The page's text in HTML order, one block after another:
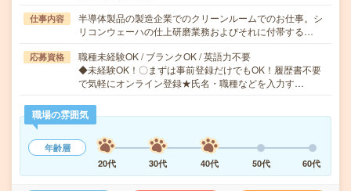
仕事内容
半導体製品の製造企業でのクリーンルームでのお仕事。シ
リコンウェーハの仕上研磨業務およびそれに付帯する…
応募資格
職種未経験OK / ブランクOK / 英語力不要
◆未経験OK！〇まずは事前登録だけでもOK！履歴書不要
で気軽にオンライン登録★氏名・職種などを入力す…
職場の雰囲気
年齢層
20代
30代 40代 50代 60代